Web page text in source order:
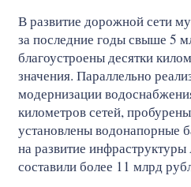
В развитие дорожной сети
за последние годы свыше 5
благоустроены десятки
значения. Параллельно
модернизации
километров сетей,
установлены водонапорные
на развитие
составили более 11 млрд